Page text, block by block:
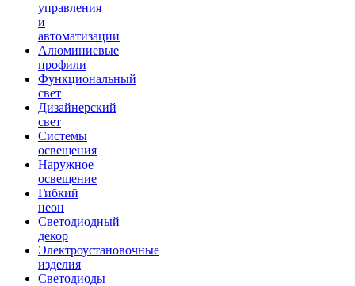
управления
и
автоматизации
Алюминиевые
профили
Функциональный
свет
Дизайнерский
свет
Системы
освещения
Наружное
освещение
Гибкий
неон
Светодиодный
декор
Электроустановочные
изделия
Светодиоды